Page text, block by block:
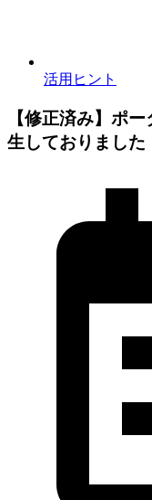
活用ヒント
【修正済み】ポ
生しておりました